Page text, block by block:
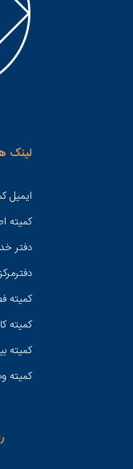
لینک
ایمیل
کميته
دفتر
کمیته
کمیته
کمیته
کمیته